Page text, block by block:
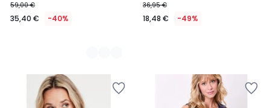
59,00 €
35,40 € -40%
36,95 €
18,48 € -49%